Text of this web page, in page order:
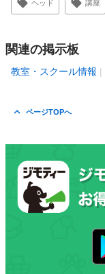
ヘッド 講座
関連の掲示板
教室・スクール情報
ページTOPへ